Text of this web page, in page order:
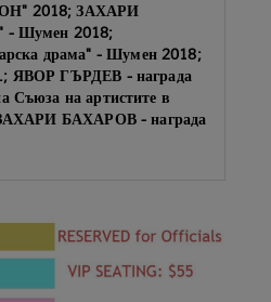
2018; ЗАХАРИ
- Шумен 2018;
драма" - Шумен 2018;
ЯВОР ГЪРДЕВ - награда
на артистите в
ЗАХАРИ БАХАРОВ - награда